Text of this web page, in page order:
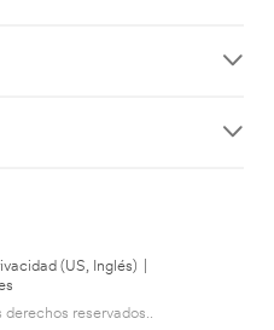
(US, Inglés)
reservados..